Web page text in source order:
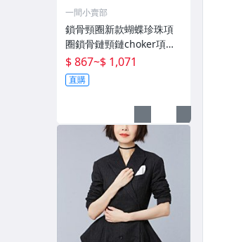
一間小賣部
鎖骨頸圈新款蝴蝶珍珠項
圈鎖骨鏈頸鏈choker項鏈
手鏈手鐲女ins風小眾個性
新品
$ 867~$ 1,071
直購